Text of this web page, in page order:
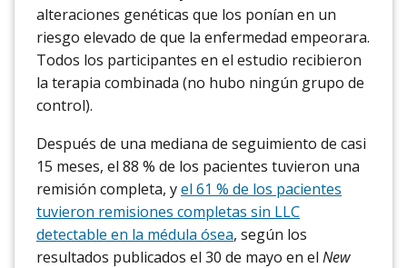
alteraciones genéticas que los ponían en un
riesgo elevado de que la enfermedad empeorara.
Todos los participantes en el estudio recibieron
la terapia combinada (no hubo ningún grupo de
control).
Después de una mediana de seguimiento de casi
15 meses, el 88 % de los pacientes tuvieron una
remisión completa, yel 61 % de los pacientes
tuvieron remisiones completas sin LLC
detectable en la médula ósea, según los
resultados publicados el 30 de mayo en el New